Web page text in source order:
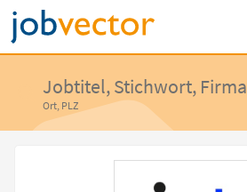
Jobtitel, Stichwort, Firma
Ort, PLZ